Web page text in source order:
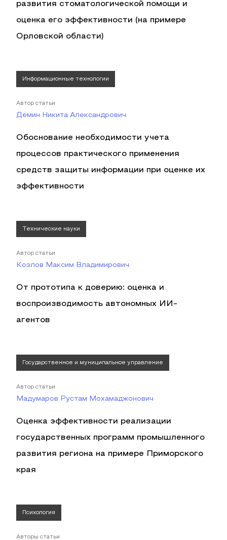
развития стоматологической помощи и
оценка его эффективности (на примере
Орловской области)
Информационные технологии
Автор статьи
Дёмин Никита Александрович
Обоснование необходимости учета
процессов практического применения
средств защиты информации при оценке их
эффективности
Технические науки
Автор статьи
Козлов Максим Владимирович
От прототипа к доверию: оценка и
воспроизводимость автономных ИИ-
агентов
Государственное и муниципальное управление
Автор статьи
Мадумаров Рустам Мохамаджонович
Оценка эффективности реализации
государственных программ промышленного
развития региона на примере Приморского
края
Психология
Авторы статьи